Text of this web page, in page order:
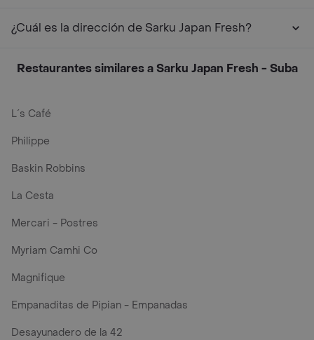
¿Cuál es la dirección de Sarku Japan Fresh?
Restaurantes similares a Sarku Japan Fresh - Suba
L´s Café
Philippe
Baskin Robbins
La Cesta
Mercari - Postres
Myriam Camhi Co
Magnifique
Empanaditas de Pipian - Empanadas
Desayunadero de la 42